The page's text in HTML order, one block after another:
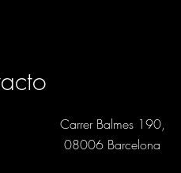
Carrer Balmes 190,
08006 Barcelona